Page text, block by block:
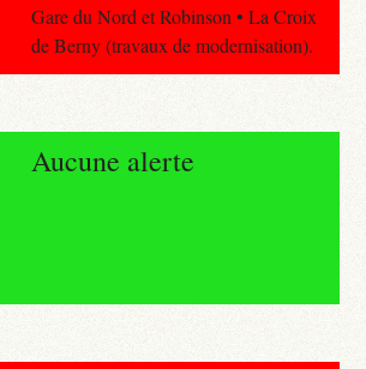
Gare du Nord et Robinson • La Croix
de Berny (travaux de modernisation).
Aucune alerte